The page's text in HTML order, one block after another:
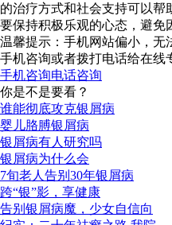
的治疗方式和社会支持可以
要保持积极乐观的心态，避免
温馨提示：手机网站偏小，无
手机咨询或者拨打电话给在线
手机咨询电话咨询
你是不是要看？
谁能彻底攻克银屑病
婴儿胳膊银屑病
银屑病有人研究吗
银屑病为什么会
7旬老人告别30年银屑病
跨“银”影，享健康
告别银屑病魔，少女自信向